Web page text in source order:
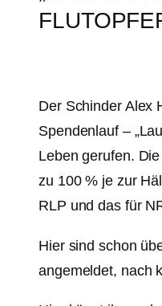
Der Schinder Alex
Spendenlauf –
Leben gerufen.
zu 100 % je zur
RLP und das für
Hier sind schon
angemeldet, nach